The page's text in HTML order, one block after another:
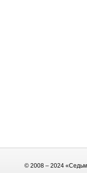
© 2008 – 2024